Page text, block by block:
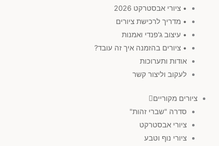
• ציורי אבסטרקט 2026
• מדריך לרכישת ציורים
• עיצוב ג'פנדי ואמנות
• ציורים בהזמנה איך זה עובד?
אודות ותערוכות
לעקוב וליצור קשר
ציורים מקוריים
סדרה "שברי זהות"
ציורי אבסטרקט
ציורי נוף וטבע